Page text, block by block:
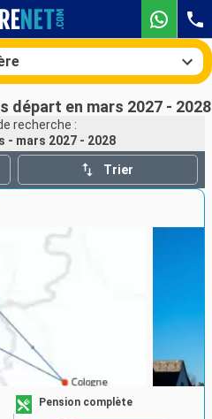
Compagnies
départ en mars 2027 - 2028
recherche :
- mars 2027 - 2028
Trier
Pension complète